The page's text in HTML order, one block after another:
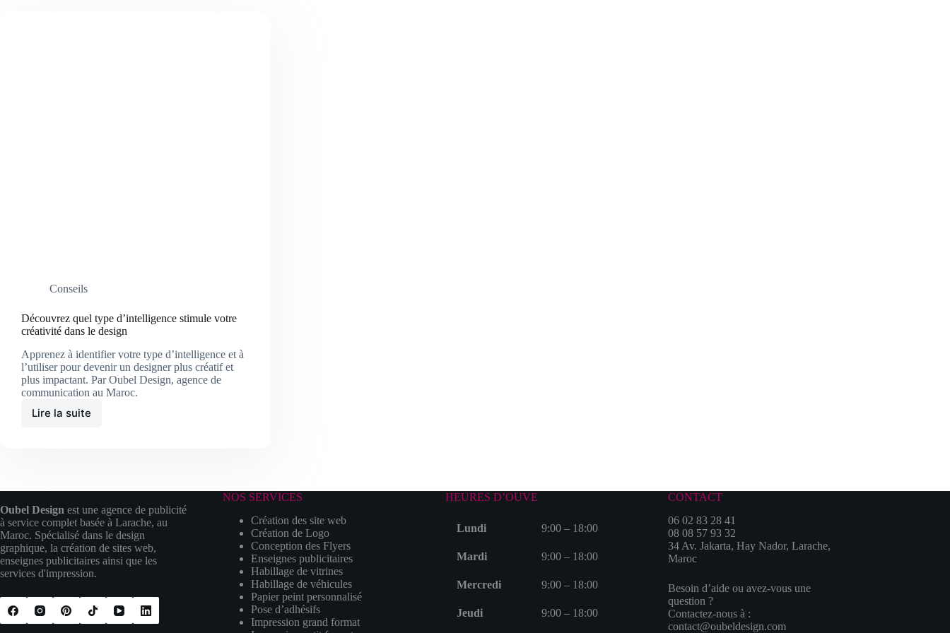
Conseils
Découvrez quel type d’intelligence stimule votre
créativité dans le design
Apprenez à identifier votre type d’intelligence et à
l’utiliser pour devenir un designer plus créatif et
plus impactant. Par Oubel Design, agence de
communication au Maroc.
Lire la suite
Découvrez
dans
le
design
Oubel Design est une agence de publicité
à service complet basée à Larache, au
Maroc. Spécialisé dans le design
graphique, la création de sites web,
enseignes publicitaires ainsi que les
services d'impression.
NOS SERVICES
Création des site web
Création de Logo
Conception des Flyers
Enseignes publicitaires
Habillage de vitrines
Habillage de véhicules
Papier peint personnalisé
Pose d’adhésifs
Impression grand format
HEURES D’OUVE
Lundi 9:00 – 18:00
Mardi 9:00 – 18:00
Mercredi 9:00 – 18:00
Jeudi 9:00 – 18:00
CONTACT
06 02 83 28 41
08 08 57 93 32
34 Av. Jakarta, Hay Nador, Larache,
Maroc
Besoin d’aide ou avez-vous une
question ?
Contactez-nous à :
contact@oubeldesign.com